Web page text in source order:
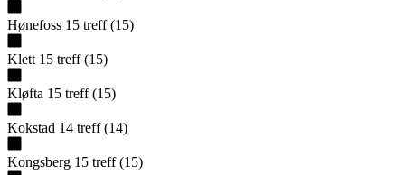
Hønefoss 15 treff (15)
Klett 15 treff (15)
Kløfta 15 treff (15)
Kokstad 14 treff (14)
Kongsberg 15 treff (15)